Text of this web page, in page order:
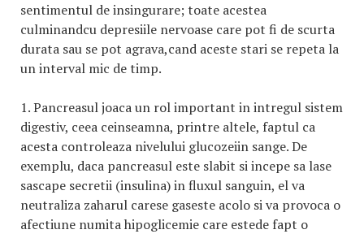
sentimentul de insingurare; toate acestea
culminandcu depresiile nervoase care pot fi de scurta
durata sau se pot agrava,cand aceste stari se repeta la
un interval mic de timp.
1. Pancreasul joaca un rol important in intregul sistem
digestiv, ceea ceinseamna, printre altele, faptul ca
acesta controleaza nivelului glucozeiin sange. De
exemplu, daca pancreasul este slabit si incepe sa lase
sascape secretii (insulina) in fluxul sanguin, el va
neutraliza zaharul carese gaseste acolo si va provoca o
afectiune numita hipoglicemie care estede fapt o